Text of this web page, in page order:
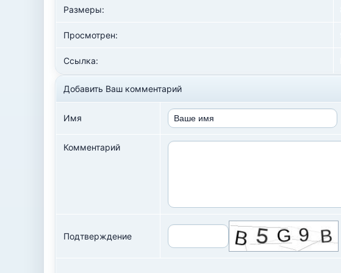
Размеры:
Просмотрен:
Ссылка:
Добавить Ваш комментарий
Имя
Комментарий
Подтверждение